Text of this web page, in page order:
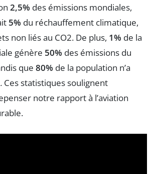
2,5% des émissions mondiales,
5% du réchauffement climatique,
non liés au CO2. De plus, 1% de la
génère 50% des émissions du
que 80% de la population n’a
Ces statistiques soulignent
notre rapport à l’aviation